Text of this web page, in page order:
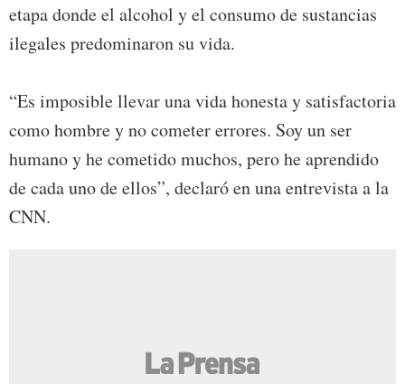
etapa donde el alcohol y el consumo de sustancias
ilegales predominaron su vida.
“Es imposible llevar una vida honesta y satisfactoria
como hombre y no cometer errores. Soy un ser
humano y he cometido muchos, pero he aprendido
de cada uno de ellos”, declaró en una entrevista a la
CNN.